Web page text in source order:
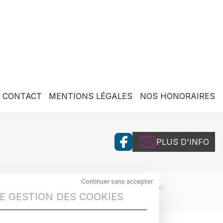
CONTACT MENTIONS LÉGALES NOS HONORAIRES
PLUS D'INFO
VALDEBLORE (06)
JACOU (34)
Continuer sans accepter
GESTION DES COOKIES